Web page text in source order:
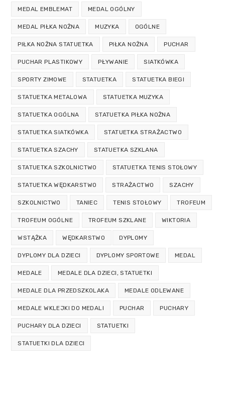
MEDAL EMBLEMAT MEDAL OGÓLNY
MEDAL PIŁKA NOŻNA MUZYKA OGÓLNE
PIŁKA NOŻNA STATUETKA PIŁKA NOŻNA PUCHAR
PUCHAR PLASTIKOWY PŁYWANIE SIATKÓWKA
SPORTY ZIMOWE STATUETKA STATUETKA BIEGI
STATUETKA METALOWA STATUETKA MUZYKA
STATUETKA OGÓLNA STATUETKA PIŁKA NOŻNA
STATUETKA SIATKÓWKA STATUETKA STRAŻACTWO
STATUETKA SZACHY STATUETKA SZKLANA
STATUETKA SZKOLNICTWO STATUETKA TENIS STOŁOWY
STATUETKA WĘDKARSTWO STRAŻACTWO SZACHY
SZKOLNICTWO TANIEC TENIS STOŁOWY TROFEUM
TROFEUM OGÓLNE TROFEUM SZKLANE WIKTORIA
WSTĄŻKA WĘDKARSTWO DYPLOMY
DYPLOMY DLA DZIECI DYPLOMY SPORTOWE MEDAL
MEDALE MEDALE DLA DZIECI, STATUETKI
MEDALE DLA PRZEDSZKOLAKA MEDALE ODLEWANE
MEDALE WKLEJKI DO MEDALI PUCHAR PUCHARY
PUCHARY DLA DZIECI STATUETKI
STATUETKI DLA DZIECI